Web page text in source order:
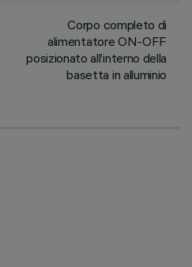
Corpo completo di
alimentatore ON-OFF
posizionato all’interno della
basetta in alluminio